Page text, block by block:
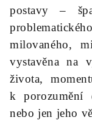
postavy –
milovaného,
vystavěna na
života,
k porozumění
nebo jen jeho